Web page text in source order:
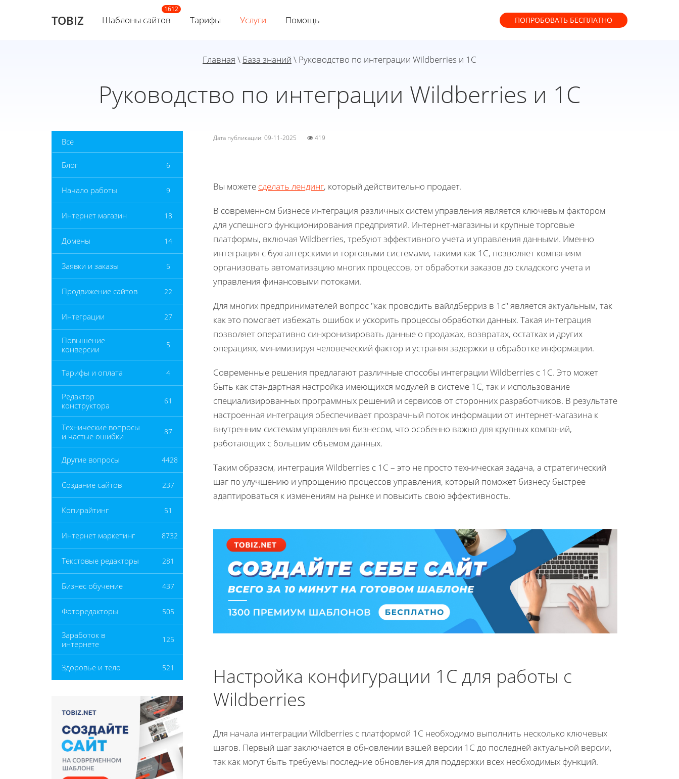
TOBIZ Шаблоны сайтов Тарифы Услуги Помощь ПОПРОБОВАТЬ БЕСПЛАТНО
Главная \ База знаний \ Руководство по интеграции Wildberries и 1С
Руководство по интеграции Wildberries и 1С
Все
Блог 6
Начало работы 9
Интернет магазин 18
Домены 14
Заявки и заказы 5
Продвижение сайтов 22
Интеграции 27
Повышение
конверсии
5
Тарифы и оплата 4
Редактор
конструктора
61
Технические вопросы
и частые ошибки
87
Другие вопросы 4428
Создание сайтов 237
Копирайтинг 51
Интернет маркетинг 8732
Текстовые редакторы 281
Бизнес обучение 437
Фоторедакторы 505
Заработок в
интернете
125
Здоровье и тело 521
Дата публикации: 09-11-2025 419
Вы можете сделать лендинг, который действительно продает.
В современном бизнесе интеграция различных систем управления является ключевым фактором
для успешного функционирования предприятий. Интернет-магазины и крупные торговые
платформы, включая Wildberries, требуют эффективного учета и управления данными. Именно
интеграция с бухгалтерскими и торговыми системами, такими как 1С, позволяет компаниям
организовать автоматизацию многих процессов, от обработки заказов до складского учета и
управления финансовыми потоками.
Для многих предпринимателей вопрос "как проводить вайлдберриз в 1с" является актуальным, так
как это помогает избежать ошибок и ускорить процессы обработки данных. Такая интеграция
позволяет оперативно синхронизировать данные о продажах, возвратах, остатках и других
операциях, минимизируя человеческий фактор и устраняя задержки в обработке информации.
Современные решения предлагают различные способы интеграции Wildberries с 1С. Это может
быть как стандартная настройка имеющихся модулей в системе 1С, так и использование
специализированных программных решений и сервисов от сторонних разработчиков. В результате
настроенная интеграция обеспечивает прозрачный поток информации от интернет-магазина к
внутренним системам управления бизнесом, что особенно важно для крупных компаний,
работающих с большим объемом данных.
Таким образом, интеграция Wildberries с 1С – это не просто техническая задача, а стратегический
шаг по улучшению и упрощению процессов управления, который поможет бизнесу быстрее
адаптироваться к изменениям на рынке и повысить свою эффективность.
Настройка конфигурации 1С для работы с
Wildberries
Для начала интеграции Wildberries с платформой 1С необходимо выполнить несколько ключевых
шагов. Первый шаг заключается в обновлении вашей версии 1С до последней актуальной версии,
так как могут быть требуемы последние обновления для поддержки всех необходимых функций.